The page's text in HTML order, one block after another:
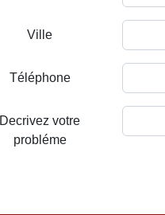
Ville
Téléphone
Decrivez votre
probléme